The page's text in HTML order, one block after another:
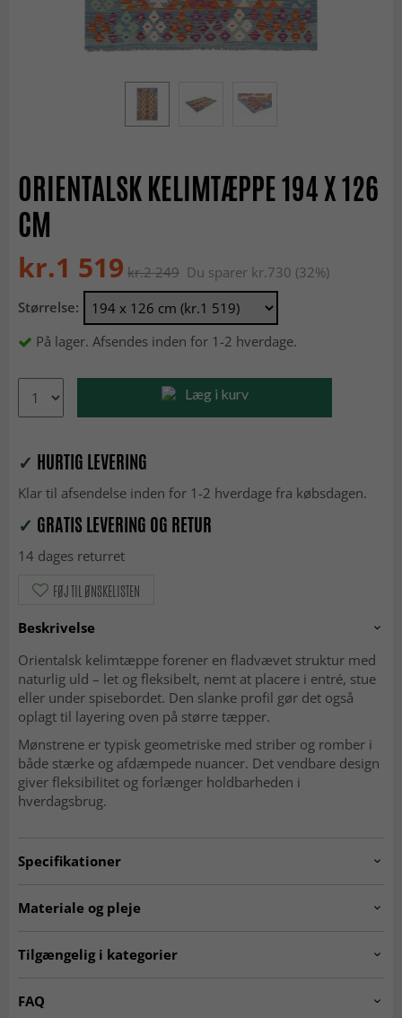
ORIENTALSK KELIMTÆPPE 194 X 126
CM
kr.1 519 kr.2 249 Du sparer kr.730 (32%)
Størrelse:
På lager. Afsendes inden for 1-2 hverdage.
Læg i kurv
✓ HURTIG LEVERING
Klar til afsendelse inden for 1-2 hverdage fra købsdagen.
✓ GRATIS LEVERING OG RETUR
14 dages returret
FØJ TIL ØNSKELISTEN
Beskrivelse
Orientalsk kelimtæppe forener en fladvævet struktur med
naturlig uld – let og fleksibelt, nemt at placere i entré, stue
eller under spisebordet. Den slanke profil gør det også
oplagt til layering oven på større tæpper.
Mønstrene er typisk geometriske med striber og romber i
både stærke og afdæmpede nuancer. Det vendbare design
giver fleksibilitet og forlænger holdbarheden i
hverdagsbrug.
Specifikationer
Vævning
Materiale og pleje
Materiale
Uld
Tilgængelig i kategorier
FAQ